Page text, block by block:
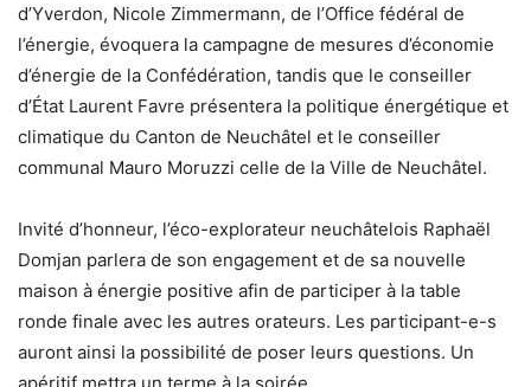
d’Yverdon, Nicole Zimmermann, de l’Office fédéral de
l’énergie, évoquera la campagne de mesures d’économie
d’énergie de la Confédération, tandis que le conseiller
d’État Laurent Favre présentera la politique énergétique et
climatique du Canton de Neuchâtel et le conseiller
communal Mauro Moruzzi celle de la Ville de Neuchâtel.
Invité d’honneur, l’éco-explorateur neuchâtelois Raphaël
Domjan parlera de son engagement et de sa nouvelle
maison à énergie positive afin de participer à la table
ronde finale avec les autres orateurs. Les participant-e-s
auront ainsi la possibilité de poser leurs questions. Un
apéritif mettra un terme à la soirée.